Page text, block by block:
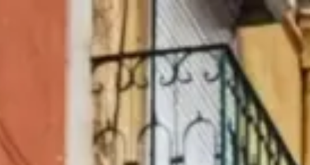
Freitag, August 7, 2026
Lissabon, Portugal — Baixa, Alfama, Belém & der Tejo